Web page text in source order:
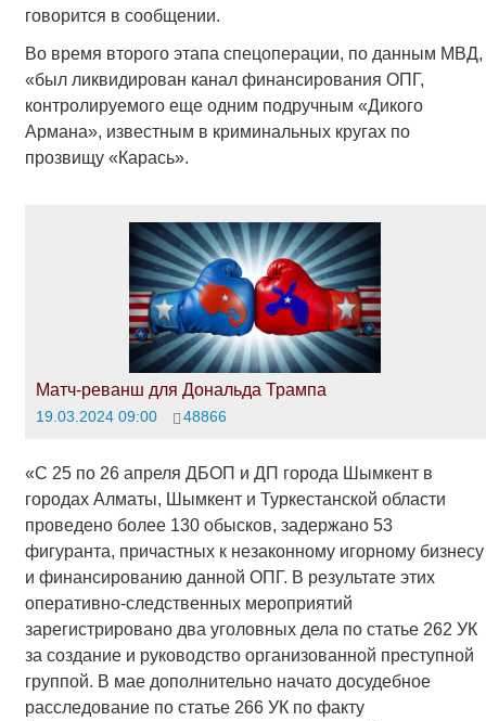
говорится в сообщении.
Во время второго этапа спецоперации, по данным МВД,
«был ликвидирован канал финансирования ОПГ,
контролируемого еще одним подручным «Дикого
Арманa», известным в криминальных кругах по
прозвищу «Карась».
Матч-реванш для Дональда Трампа
19.03.2024 09:00 48866
«С 25 по 26 апреля ДБОП и ДП города Шымкент в
городах Алматы, Шымкент и Туркестанской области
проведено более 130 обысков, задержано 53
фигуранта, причастных к незаконному игорному бизнесу
и финансированию данной ОПГ. В результате этих
оперативно-следственных мероприятий
зарегистрировано два уголовных дела по статье 262 УК
за создание и руководство организованной преступной
группой. В мае дополнительно начато досудебное
расследование по статье 266 УК по факту